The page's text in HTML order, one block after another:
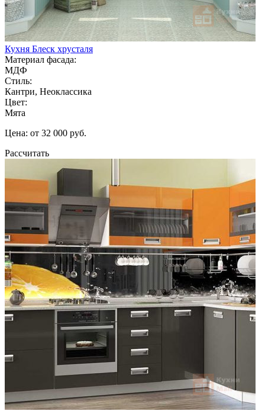
Кухня Блеск хрусталя
Материал фасада:
МДФ
Стиль:
Кантри, Неоклассика
Цвет:
Мята
Цена: от 32 000 руб.
Рассчитать